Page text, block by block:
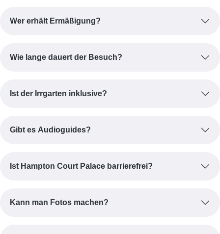
Wer erhält Ermäßigung?
Wie lange dauert der Besuch?
Ist der Irrgarten inklusive?
Gibt es Audioguides?
Ist Hampton Court Palace barrierefrei?
Kann man Fotos machen?